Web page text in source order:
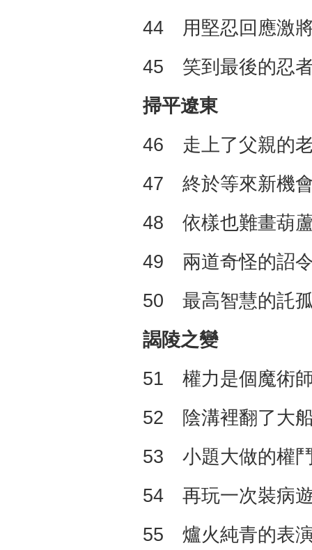
44 用堅忍回應激
45 笑到最後的忍
掃平遼東
46 走上了父親的
47 終於等來新機
48 依樣也難畫葫
49 兩道奇怪的詔
50 最高智慧的託
謁陵之變
51 權力是個魔術
52 陰溝裡翻了大
53 小題大做的權
54 再玩一次裝病
55 爐火純青的表